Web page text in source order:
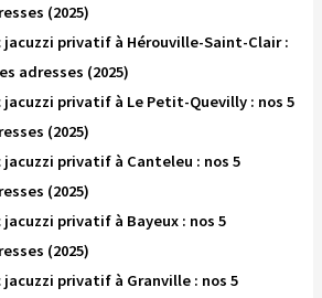
(2025)
jacuzzi privatif à Hérouville-Saint-Clair :
adresses (2025)
jacuzzi privatif à Le Petit-Quevilly : nos 5
(2025)
jacuzzi privatif à Canteleu : nos 5
(2025)
jacuzzi privatif à Bayeux : nos 5
(2025)
jacuzzi privatif à Granville : nos 5